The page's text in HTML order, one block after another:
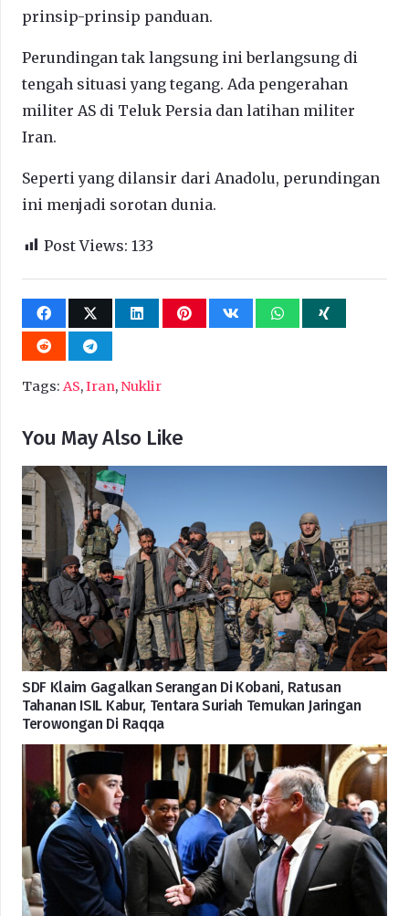
prinsip-prinsip panduan.
Perundingan tak langsung ini berlangsung di
tengah situasi yang tegang. Ada pengerahan
militer AS di Teluk Persia dan latihan militer
Iran.
Seperti yang dilansir dari Anadolu, perundingan
ini menjadi sorotan dunia.
Post Views: 133
Tags: AS,Iran, Nuklir
You May Also Like
SDF Klaim Gagalkan Serangan Di Kobani, Ratusan
Tahanan ISIL Kabur, Tentara Suriah Temukan Jaringan
Terowongan Di Raqqa